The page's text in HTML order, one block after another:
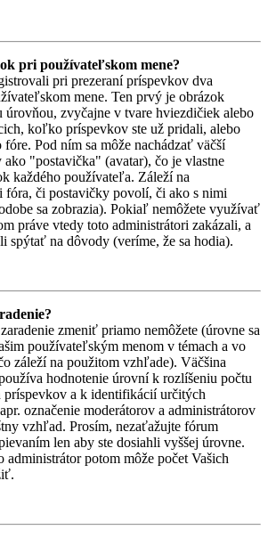
pri používateľskom mene?
pri prezeraní príspevkov dva
mene. Ten prvý je obrázok
úrovňou, zvyčajne v tvare hviezdičiek alebo
koľko príspevkov ste už pridali, alebo
Pod ním sa môže nachádzať väčší
ako "postavička" (avatar), čo je vlastne
každého používateľa. Záleží na
fóra, či postavičky povolí, či ako s nimi
sa zobrazia). Pokiaľ nemôžete využívať
práve vtedy toto administrátori zakázali, a
spýtať na dôvody (veríme, že sa hodia).
zmeniť priamo nemôžete (úrovne sa
používateľským menom v témach a vo
záleží na použitom vzhľade). Väčšina
hodnotenie úrovní k rozlíšeniu počtu
príspevkov a k identifikácií určitých
označenie moderátorov a administrátorov
vzhľad. Prosím, nezaťažujte fórum
len aby ste dosiahli vyššej úrovne.
administrátor potom môže počet Vašich